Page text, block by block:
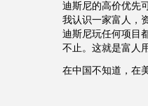
迪斯尼的高价优先
我认识一家富人，
迪斯尼玩任何项目
不止。这就是富人
在中国不知道，在